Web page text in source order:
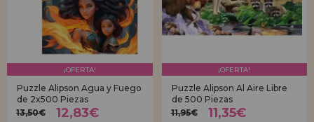
¡OFERTA!
Puzzle Alipson Agua y Fuego
de 2x500 Piezas
13,50€
12,83€
¡OFERTA!
Puzzle Alipson Al Aire Libre
de 500 Piezas
11,95€
11,35€